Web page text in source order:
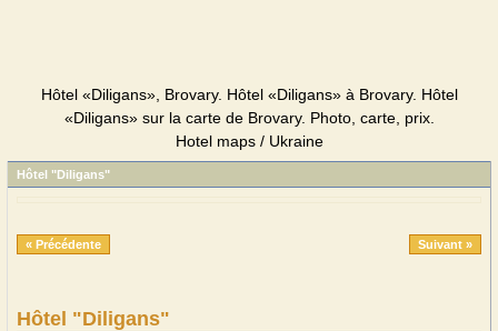
Hôtel «Diligans», Brovary. Hôtel «Diligans» à Brovary. Hôtel
«Diligans» sur la carte de Brovary. Photo, carte, prix.
Hotel maps / Ukraine
Hôtel "Diligans"
« Précédente Suivant »
Hôtel "Diligans"